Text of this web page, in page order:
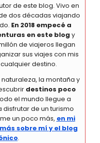
de este blog. Vivo en
dos décadas viajando
En 2018 empecé a
en este blog y
de viajeros llegan
sus viajes con mis
destino.
la montaña y
destinos poco
el mundo llegue a
de un turismo
un poco más, en mi
sobre mí y el blog
.